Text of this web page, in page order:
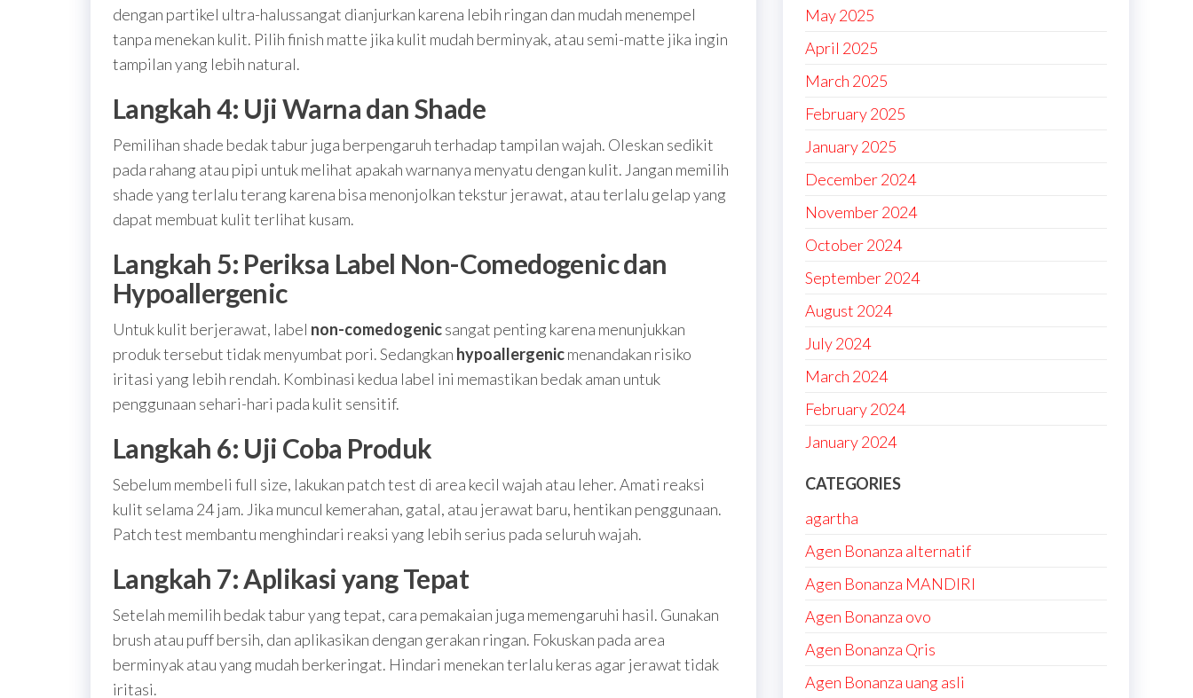
dengan partikel ultra-halussangat dianjurkan karena lebih ringan dan mudah menempel
tanpa menekan kulit. Pilih finish matte jika kulit mudah berminyak, atau semi-matte jika ingin
tampilan yang lebih natural.
Langkah 4: Uji Warna dan Shade
Pemilihan shade bedak tabur juga berpengaruh terhadap tampilan wajah. Oleskan sedikit
pada rahang atau pipi untuk melihat apakah warnanya menyatu dengan kulit. Jangan memilih
shade yang terlalu terang karena bisa menonjolkan tekstur jerawat, atau terlalu gelap yang
dapat membuat kulit terlihat kusam.
Langkah 5: Periksa Label Non-Comedogenic dan
Hypoallergenic
Untuk kulit berjerawat, label non-comedogenicsangat penting karena menunjukkan
produk tersebut tidak menyumbat pori. Sedangkan hypoallergenicmenandakan risiko
iritasi yang lebih rendah. Kombinasi kedua label ini memastikan bedak aman untuk
penggunaan sehari-hari pada kulit sensitif.
Langkah 6: Uji Coba Produk
Sebelum membeli full size, lakukan patch test di area kecil wajah atau leher. Amati reaksi
kulit selama 24 jam. Jika muncul kemerahan, gatal, atau jerawat baru, hentikan penggunaan.
Patch test membantu menghindari reaksi yang lebih serius pada seluruh wajah.
Langkah 7: Aplikasi yang Tepat
Setelah memilih bedak tabur yang tepat, cara pemakaian juga memengaruhi hasil. Gunakan
brush atau puff bersih, dan aplikasikan dengan gerakan ringan. Fokuskan pada area
berminyak atau yang mudah berkeringat. Hindari menekan terlalu keras agar jerawat tidak
iritasi.
May 2025
April 2025
March 2025
February 2025
January 2025
December 2024
November 2024
October 2024
September 2024
August 2024
July 2024
March 2024
February 2024
January 2024
CATEGORIES
agartha
Agen Bonanza alternatif
Agen Bonanza MANDIRI
Agen Bonanza ovo
Agen Bonanza Qris
Agen Bonanza uang asli